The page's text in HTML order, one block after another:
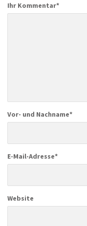
Ihr Kommentar*
Vor- und Nachname*
E-Mail-Adresse*
Website